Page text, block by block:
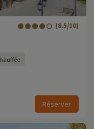
(8.5/10)
Réserver